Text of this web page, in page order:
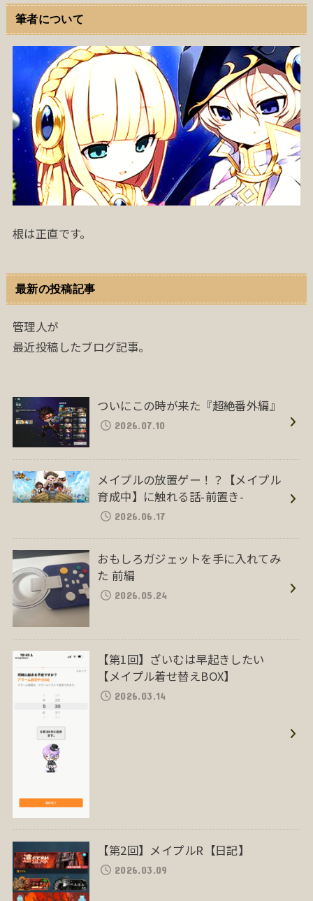
筆者について
根は正直です。
最新の投稿記事
管理人が
最近投稿したブログ記事。
ついにこの時が来た『超絶番外編』
2026.07.10
メイプルの放置ゲー！？【メイプル
育成中】に触れる話-前置き-
2026.06.17
おもしろガジェットを手に入れてみ
た 前編
2026.05.24
【第1回】ざいむは早起きしたい
【メイプル着せ替えBOX】
2026.03.14
【第2回】メイプルR【日記】
2026.03.09